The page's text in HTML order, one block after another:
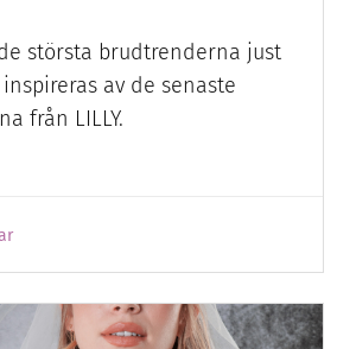
största brudtrenderna just
av de senaste
från LILLY.